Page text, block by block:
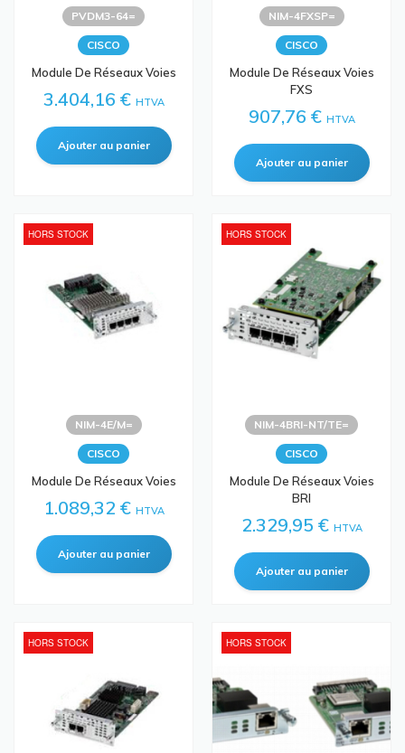
PVDM3-64=
CISCO
Module De Réseaux Voies
3.404,16 € HTVA
NIM-4FXSP=
CISCO
Module De Réseaux Voies
FXS
907,76 € HTVA
HORS STOCK
NIM-4E/M=
CISCO
Module De Réseaux Voies
1.089,32 € HTVA
HORS STOCK
NIM-4BRI-NT/TE=
CISCO
Module De Réseaux Voies
BRI
2.329,95 € HTVA
HORS STOCK HORS STOCK